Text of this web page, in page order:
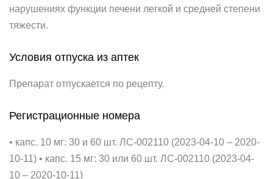
нарушениях функции печени легкой и средней степени
тяжести.
Условия отпуска из аптек
Препарат отпускается по рецепту.
Регистрационные номера
• капс. 10 мг: 30 и 60 шт. ЛС-002110 (2023-04-10 – 2020-
10-11) • капс. 15 мг: 30 или 60 шт. ЛС-002110 (2023-04-
10 – 2020-10-11)